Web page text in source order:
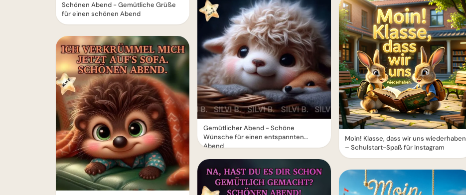
Schönen Abend - Gemütliche Grüße
für einen schönen Abend
Gemütlicher Abend - Schöne
Wünsche für einen entspannten
Abend
Moin! Klasse, dass wir uns wiederhaben
– Schulstart-Spaß für Instagram